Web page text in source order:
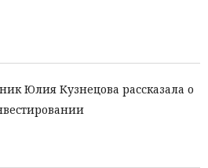
Юлия Кузнецова рассказала о